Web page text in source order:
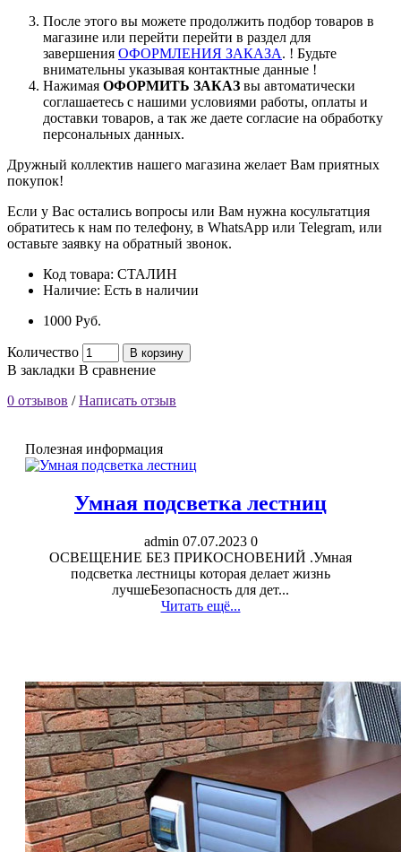
После этого вы можете продолжить подбор товаров в
магазине или перейти перейти в раздел для
завершения ОФОРМЛЕНИЯ ЗАКАЗА. ! Будьте
внимательны указывая контактные данные !
Нажимая ОФОРМИТЬ ЗАКАЗ вы автоматически
соглашаетесь с нашими условиями работы, оплаты и
доставки товаров, а так же даете согласие на обработку
персональных данных.
Дружный коллектив нашего магазина желает Вам приятных
покупок!
Если у Вас остались вопросы или Вам нужна косультатция
обратитесь к нам по телефону, в WhatsApp или Telegram, или
оставьте заявку на обратный звонок.
Код товара: СТАЛИН
Наличие: Есть в наличии
1000 Pуб.
Количество В корзину
В закладки В сравнение
0 отзывов /Написать отзыв
Полезная информация
Умная подсветка лестниц
admin 07.07.2023 0
ОСВЕЩЕНИЕ БЕЗ ПРИКОСНОВЕНИЙ .Умная
подсветка лестницы которая делает жизнь
лучшеБезопасность для дет...
Читать ещё...